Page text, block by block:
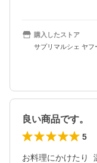
購入したストア
サプリマルシェ ヤフ
良い商品です。
5
お料理にかけたり